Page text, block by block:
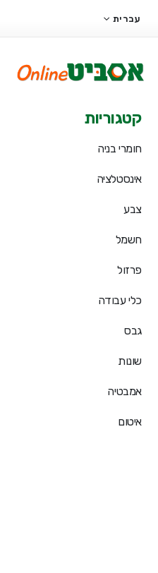
עברית
קטגוריות
חומרי בניה
אינסטלציה
צבע
חשמל
פרזול
כלי עבודה
גבס
שונות
אמבטיה
איטום